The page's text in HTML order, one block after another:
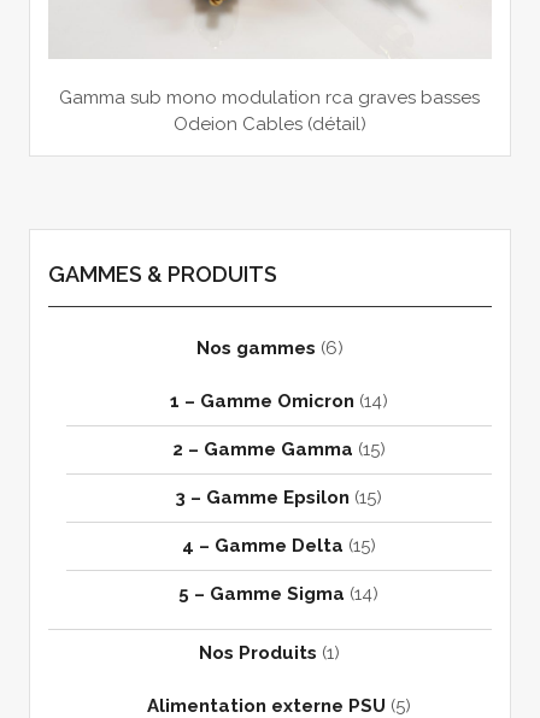
Gamma sub mono modulation rca graves basses
Odeion Cables (détail)
GAMMES & PRODUITS
Nos gammes (6)
1 – Gamme Omicron (14)
2 – Gamme Gamma (15)
3 – Gamme Epsilon (15)
4 – Gamme Delta (15)
5 – Gamme Sigma (14)
Nos Produits (1)
Alimentation externe PSU (5)